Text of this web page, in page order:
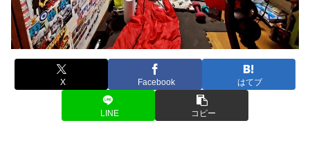
X Facebook はてブ
LINE コピー